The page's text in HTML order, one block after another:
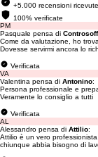
+5.000 recensioni ricevute
100% verificate
PM
Pasquale pensa di
Come da valutazione, ho
Dovesse servirmi ancora lo
Verificata
VA
Valentina pensa di Antonino:
Persona professionale e
Veramente lo consiglio a tutti
Verificata
AL
Alessandro pensa di Attilio:
Attilio è un vero
chiunque abbia bisogno di